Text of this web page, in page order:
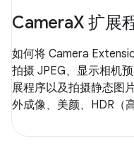
CameraX 扩展
如何将 Camera
拍摄 JPEG、显示相机
展程序以及拍摄静态图
外成像、美颜、HDR（